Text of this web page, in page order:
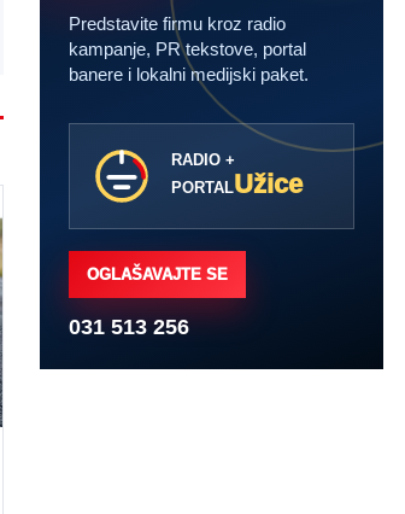
Predstavite firmu kroz radio
kampanje, PR tekstove, portal
banere i lokalni medijski paket.
RADIO +
PORTALUžice
OGLAŠAVAJTE SE
031 513 256